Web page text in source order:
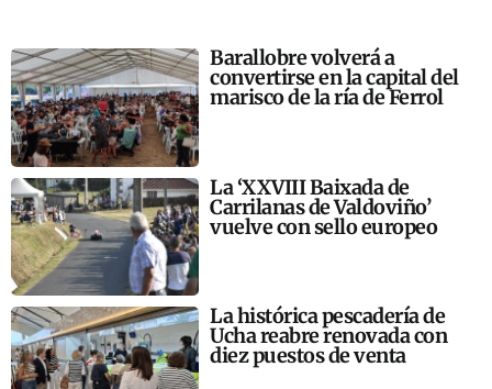
Barallobre volverá a
convertirse en la capital del
marisco de la ría de Ferrol
La ‘XXVIII Baixada de
Carrilanas de Valdoviño’
vuelve con sello europeo
La histórica pescadería de
Ucha reabre renovada con
diez puestos de venta